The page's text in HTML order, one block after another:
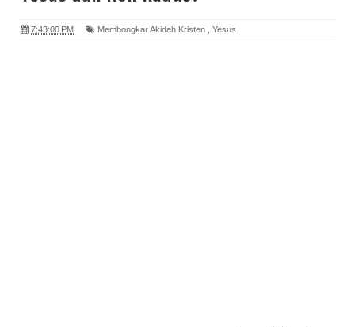
7:43:00 PM Membongkar Akidah Kristen Yesus